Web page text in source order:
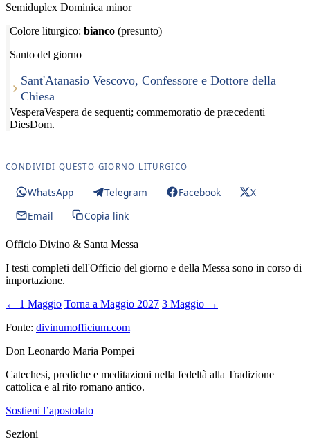
Semiduplex Dominica minor
Colore liturgico: bianco (presunto)
Santo del giorno
Sant'Atanasio Vescovo, Confessore e Dottore della
Chiesa
VesperaVespera de sequenti; commemoratio de præcedenti
DiesDom.
CONDIVIDI QUESTO GIORNO LITURGICO
WhatsApp Telegram Facebook
X
Email
Copia link
Officio Divino & Santa Messa
I testi completi dell'Officio del giorno e della Messa sono in corso di
importazione.
← 1 Maggio Torna a Maggio 2027 3 Maggio →
Fonte: divinumofficium.com
Don Leonardo Maria Pompei
Catechesi, prediche e meditazioni nella fedeltà alla Tradizione
cattolica e al rito romano antico.
Sostieni l’apostolato
Sezioni